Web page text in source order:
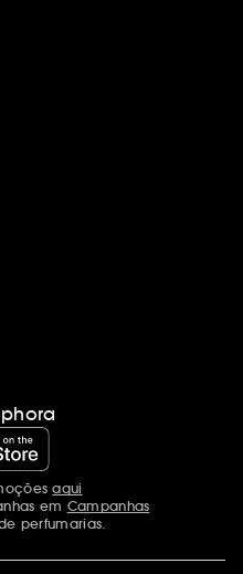
aqui
em Campanhas
perfumarias.